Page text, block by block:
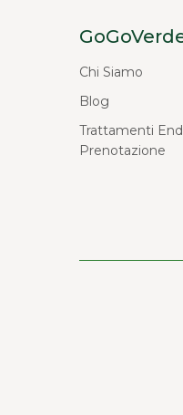
Chi Siamo
Blog
Trattamenti
Prenotazione